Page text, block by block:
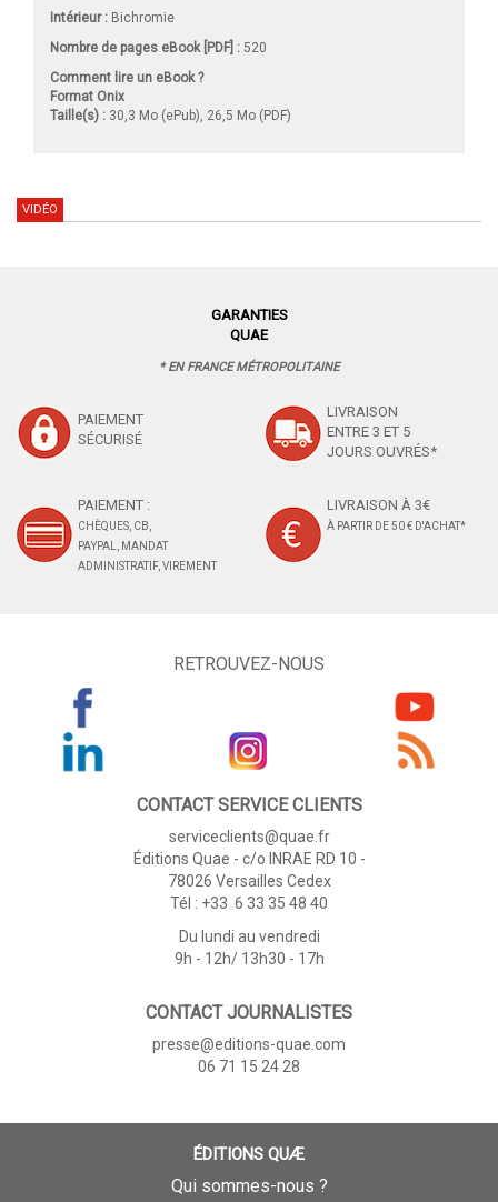
Intérieur : Bichromie
Nombre de pages eBook [PDF] : 520
Comment lire un eBook ?
Format Onix
Taille(s) : 30,3 Mo (ePub), 26,5 Mo (PDF)
VIDÉO
GARANTIES
QUAE
* EN FRANCE MÉTROPOLITAINE
PAIEMENT
SÉCURISÉ
LIVRAISON
ENTRE 3 ET 5
JOURS OUVRÉS*
PAIEMENT :
CHÈQUES, CB,
PAYPAL, MANDAT
ADMINISTRATIF, VIREMENT
LIVRAISON À 3€
À PARTIR DE 50 € D'ACHAT*
RETROUVEZ-NOUS
CONTACT SERVICE CLIENTS
serviceclients@quae.fr
Éditions Quae - c/o INRAE RD 10 -
78026 Versailles Cedex
Tél : +33 6 33 35 48 40
Du lundi au vendredi
9h - 12h/ 13h30 - 17h
CONTACT JOURNALISTES
presse@editions-quae.com
06 71 15 24 28
ÉDITIONS QUÆ
Qui sommes-nous ?